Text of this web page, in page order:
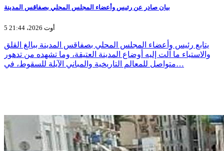
بيان صادر عن رئيس وأعضاء المجلس المحلي بصفاقس المدينة
5 أوت 2026، 21:44
يتابع رئيس وأعضاء المجلس المحلي بصفاقس المدينة ببالغ القلق
والاستياء ما آلت إليه أوضاع المدينة العتيقة، وما تشهده من تدهور
متواصل للمعالم التاريخية والمباني الآيلة للسقوط، في…